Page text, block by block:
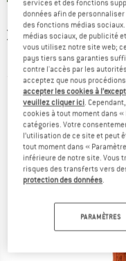
X-BIONIC -
Pants - Sous-
(0)
services et des fonctions
données afin de
des fonctions médias
médias sociaux, de publicité
vous utilisez notre site web;
pays tiers sans garanties
contre l'accès par les
acceptez que nous
accepter les cookies à
veuillez cliquer ici.
cookies à tout moment dans
catégories. Votre
l’utilisation de ce site et peut
tout moment dans «
inférieure de notre site. Vous
risques des transferts vers
protection des données.
PARAMÈTRES